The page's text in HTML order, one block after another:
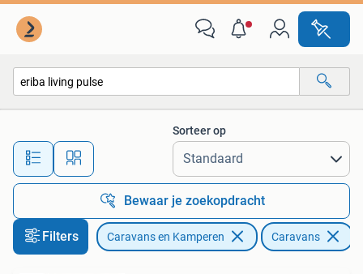
Alle afstanden…
Sorteer op
Bewaar je zoekopdracht
Filters Caravans en Kamperen Caravans